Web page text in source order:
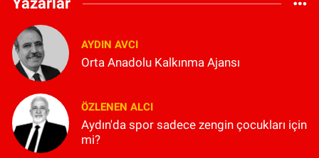
AYDIN AVCI
Orta Anadolu Kalkınma Ajansı
ÖZLENEN ALCI
Aydın'da spor sadece zengin çocukları için
mi?